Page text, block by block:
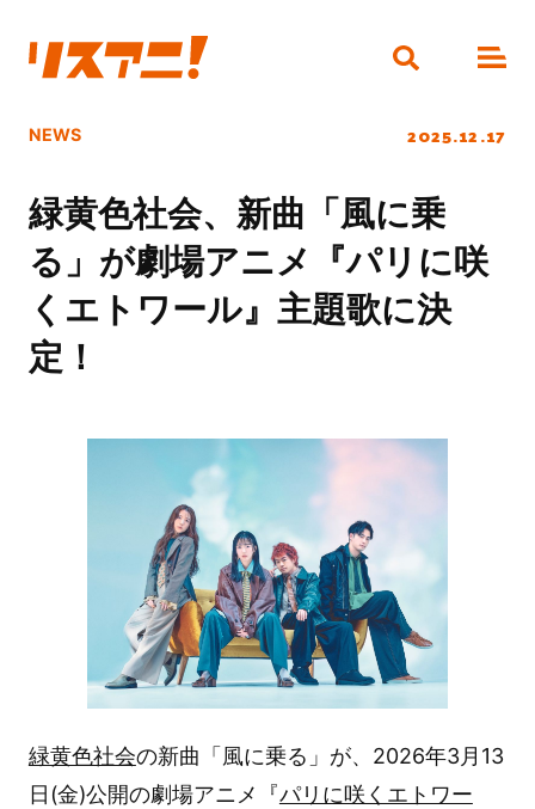
NEWS 2025.12.17
緑黄色社会、新曲「風に乗
る」が劇場アニメ『パリに咲
くエトワール』主題歌に決
定！
緑黄色社会の新曲「風に乗る」が、2026年3月13
日(金)公開の劇場アニメ『パリに咲くエトワー